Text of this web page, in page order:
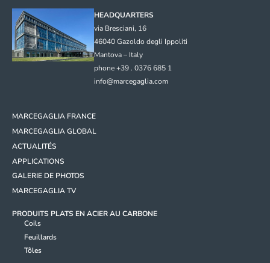
HEADQUARTERS
via Bresciani, 16
46040 Gazoldo degli Ippoliti
Mantova – Italy
phone +39 . 0376 685 1
info@marcegaglia.com
MARCEGAGLIA FRANCE
MARCEGAGLIA GLOBAL
ACTUALITÉS
APPLICATIONS
GALERIE DE PHOTOS
MARCEGAGLIA TV
PRODUITS PLATS EN ACIER AU CARBONE
Coils
Feuillards
Tôles